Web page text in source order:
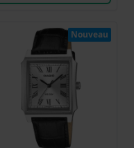
Nouveau